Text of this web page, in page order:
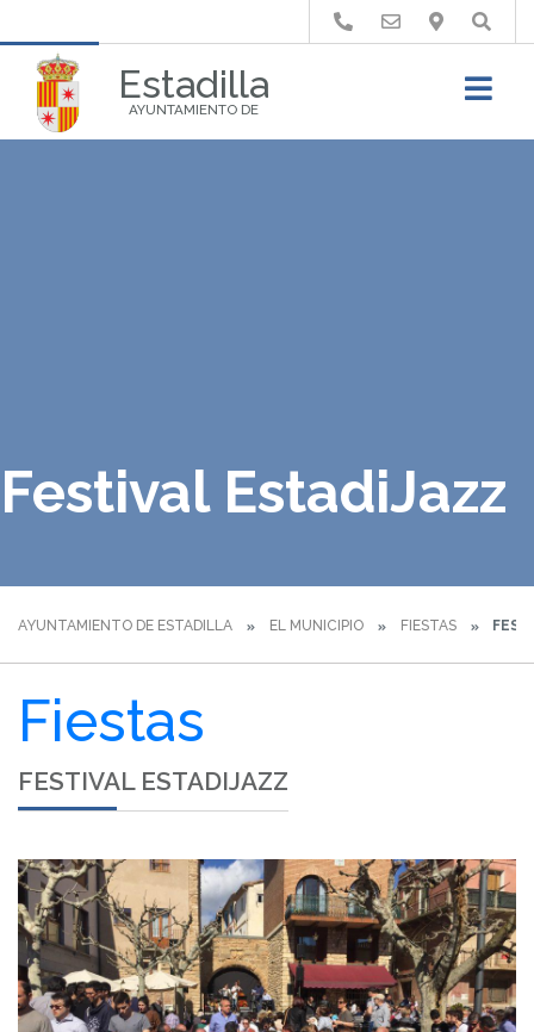
Estadilla
AYUNTAMIENTO DE
Buscar
Festival EstadiJazz
AYUNTAMIENTO DE ESTADILLA EL MUNICIPIO FIESTAS
Fiestas
FESTIVAL ESTADIJAZZ